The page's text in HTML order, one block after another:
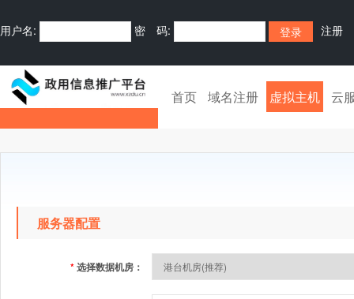
用户名: 密 码: 注册
首页 域名注册 虚拟主机 云
服务器配置
*选择数据机房：